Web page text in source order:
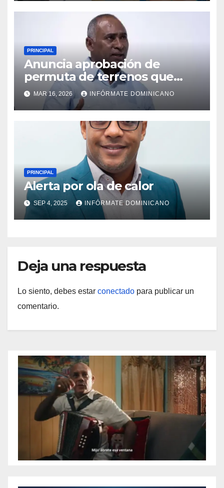
PRINCIPAL
Anuncia aprobación de
permuta de terrenos que
garantiza títulos de
propiedad a familias de la
región Sur
MAR 16, 2026 INFÓRMATE DOMINICANO
PRINCIPAL
Alerta por ola de calor
SEP 4, 2025 INFÓRMATE DOMINICANO
Deja una respuesta
Lo siento, debes estar conectado para publicar un
comentario.